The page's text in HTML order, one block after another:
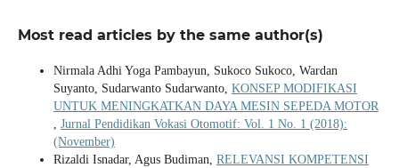
Most read articles by the same author(s)
Nirmala Adhi Yoga Pambayun, Sukoco Sukoco, Wardan
Suyanto, Sudarwanto Sudarwanto, KONSEP MODIFIKASI
UNTUK MENINGKATKAN DAYA MESIN SEPEDA MOTOR
, Jurnal Pendidikan Vokasi Otomotif: Vol. 1 No. 1 (2018):
(November)
Rizaldi Isnadar, Agus Budiman, RELEVANSI KOMPETENSI